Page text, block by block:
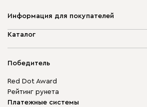
Информация для покупателей
О компании
Гарантия
Для бизнеса
Карта сайта
Каталог
Корпусная мебель
Модульная мебель
Столы и стулья
Победитель
Red Dot Award
Рейтинг рунета
Платежные системы